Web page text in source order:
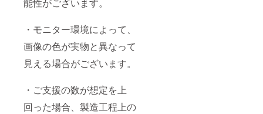
・モニター環境によって、
画像の色が実物と異なって
見える場合がございます。
・ご支援の数が想定を上
回った場合、製造工程上の